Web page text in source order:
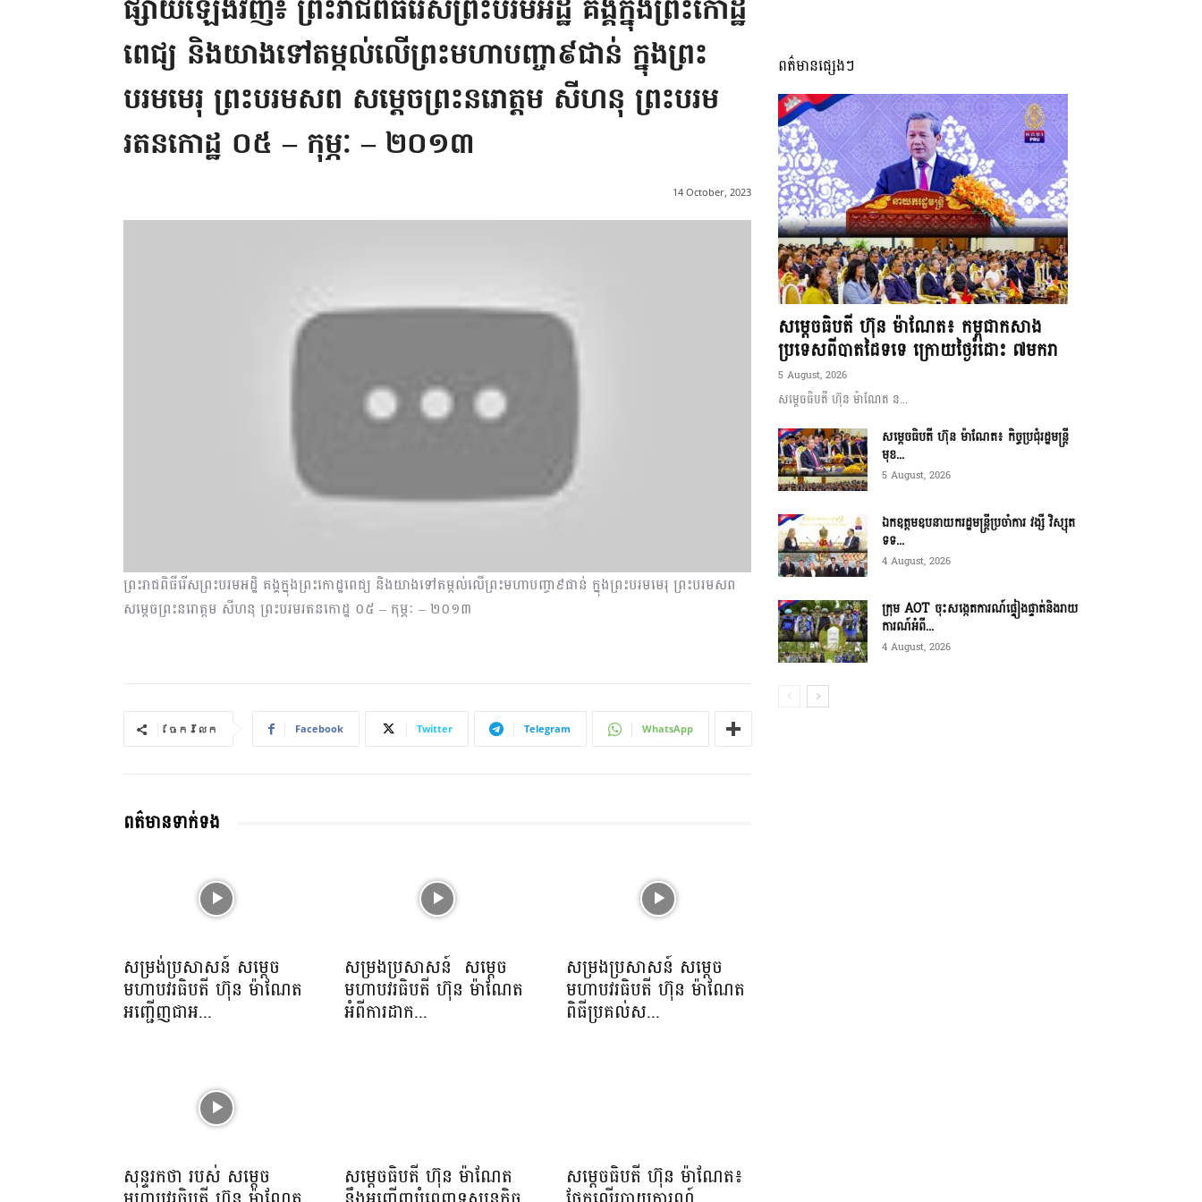
ផ្សាយឡើងវិញ៖ ព្រះ​​រាជ​​ពិធី​​រើស​​ព្រះ​បរម​អដ្ឋិ គង្គ​ក្នុង​ព្រះ​កោដ្ឋ​
ពេជ្យ និង​យាង​ទៅ​តម្កល់​លើ​ព្រះ​មហា​បញ្ចា​៩ជាន់ ក្នុង​ព្រះ​
បរម​មេរុ ព្រះ​​បរម​សព សម្តេច​ព្រះ​នរោត្តម សីហនុ ព្រះ​បរម​
រតន​កោដ្ឋ ០៥ – កុម្ភៈ – ២០១៣
14 October, 2023
ព្រះ​​រាជ​​ពិធី​​រើស​​ព្រះ​បរម​អដ្ឋិ គង្គ​ក្នុង​ព្រះ​កោដ្ឋ​ពេជ្យ និង​យាង​ទៅ​តម្កល់​លើ​ព្រះ​មហា​បញ្ចា​៩ជាន់ ក្នុង​ព្រះ​បរម​មេរុ ព្រះ​​បរម​សព
សម្តេច​ព្រះ​នរោត្តម សីហនុ ព្រះ​បរម​រតន​កោដ្ឋ ០៥ – កុម្ភៈ – ២០១៣
ចែករំលែក Facebook Twitter Telegram WhatsApp
ពត៌មានទាក់ទង
សម្រង់ប្រសាសន៍ សម្ដេច
មហាបវរធិបតី ហ៊ុន ម៉ាណែត
អញ្ជើញជាអ...
សម្រងប្រសាសន៍ សម្ដេច
មហាបវរធិបតី ហ៊ុន ម៉ាណែត
អំពីការដាក...
សម្រងប្រសាសន៍ សម្ដេច
មហាបវរធិបតី ហ៊ុន ម៉ាណែត
ពិធីប្រគល់ស...
សុន្ទរកថា របស់ សម្ដេច សម្តេចធិបតី ហ៊ុន ម៉ាណែត សម្តេចធិបតី ហ៊ុន ម៉ាណែត៖
ពត៌មានផ្សេងៗ
សម្ដេចធិបតី ហ៊ុន ម៉ាណែត៖ កម្ពុជាកសាង
ប្រទេសពីបាតដៃទទេ ក្រោយថ្ងៃរំដោះ ៧មករា
5 August, 2026
សម្ដេចធិបតី ហ៊ុន ម៉ាណែត ន...
សម្ដេចធិបតី ហ៊ុន ម៉ាណែត៖ កិច្ចប្រជុំរដ្ឋមន្ត្រី
មុខ...
5 August, 2026
ឯកឧត្តមឧបនាយករដ្ឋមន្ត្រីប្រចាំការ វង្សី វិស្សុត
ទទ...
4 August, 2026
ក្រុម AOT ចុះសង្កេតការណ៍ផ្ទៀងផ្ទាត់និងរាយ
ការណ៍អំពី...
4 August, 2026